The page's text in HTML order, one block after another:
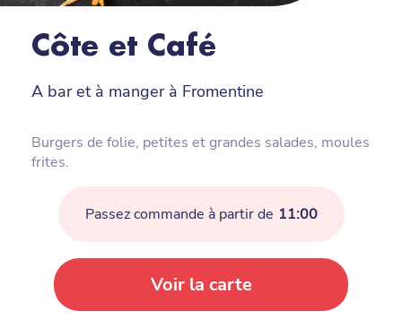
Côte et Café
A bar et à manger à Fromentine
Burgers de folie, petites et grandes salades, moules
frites.
Passez commande à partir de 11:00
Voir la carte